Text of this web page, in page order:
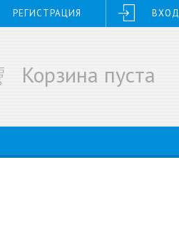
РЕГИСТРАЦИЯ ВХОД
Корзина пуста